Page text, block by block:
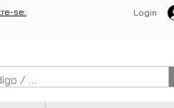
se: Login